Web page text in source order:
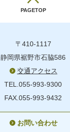
PAGETOP
〒410-1117
静岡県裾野市石脇586
交通アクセス
TEL.055-993-9300
FAX.055-993-9432
お問い合わせ